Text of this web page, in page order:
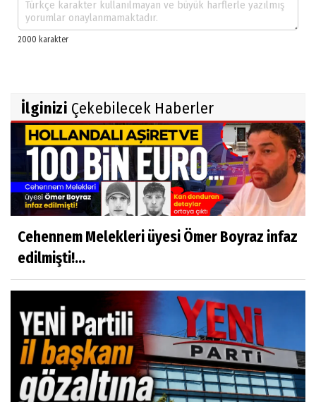
İlginizi Çekebilecek Haberler
Cehennem Melekleri üyesi Ömer Boyraz infaz
edilmişti!...